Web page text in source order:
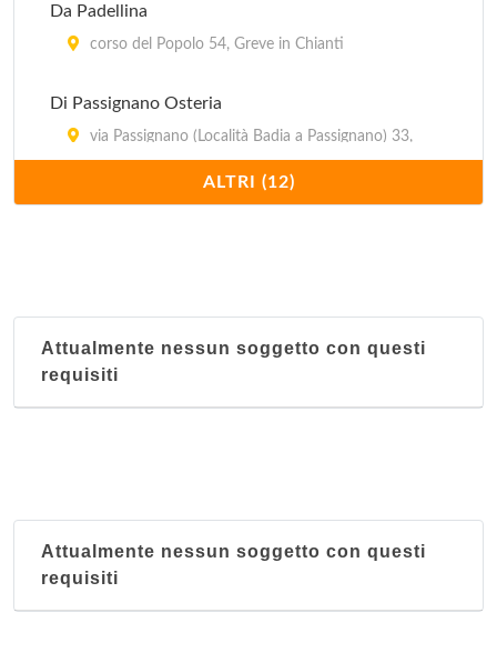
Da Padellina
corso del Popolo 54, Greve in Chianti
Di Passignano Osteria
via Passignano (Località Badia a Passignano) 33,
Tavernelle Val di Pesa
località Petrognano 4, Barberino Val d'Elsa
Il Frantoio
La Gramola
via delle Fonti 1, Tavernelle Val di Pesa
Le Cernacchie Trattoria
ALTRI (12)
Attualmente nessun soggetto con questi
requisiti
Attualmente nessun soggetto con questi
requisiti